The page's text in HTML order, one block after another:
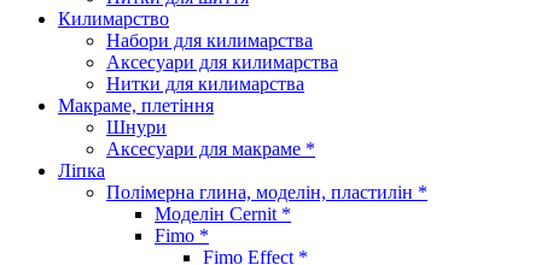
Килимарство
Набори для килимарства
Аксесуари для килимарства
Нитки для килимарства
Макраме, плетіння
Шнури
Аксесуари для макраме *
Ліпка
Полімерна глина, моделін, пластилін *
Моделін Cernit *
Fimo *
Fimo Effect *